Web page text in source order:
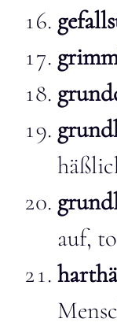
auf,